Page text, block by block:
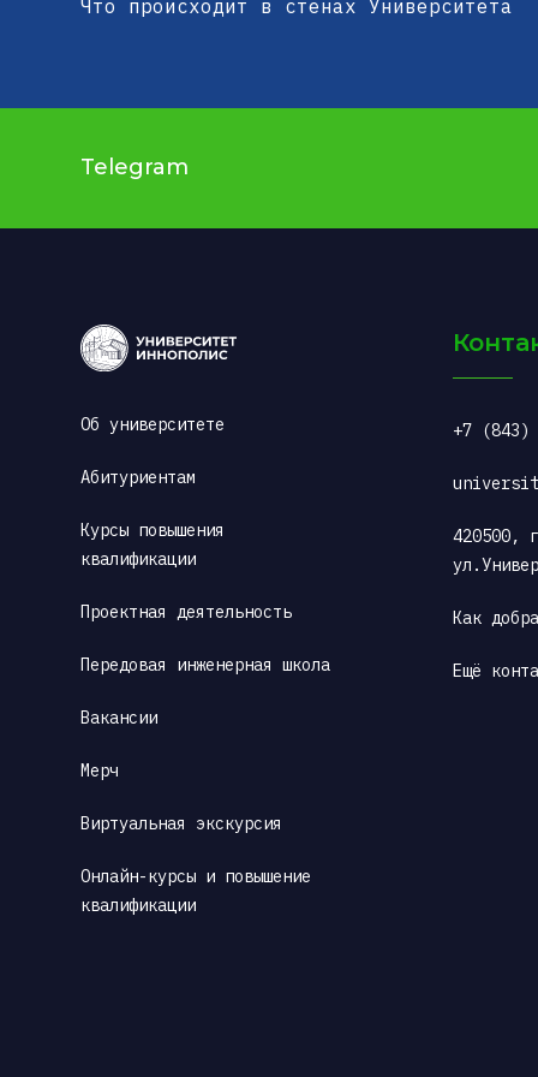
Что происходит в стенах Университета
Telegram
Об университете
Абитуриентам
Курсы повышения
квалификации
Проектная деятельность
Передовая инженерная школа
Вакансии
Мерч
Виртуальная экскурсия
Онлайн-курсы и повышение
квалификации
+7 (843)
420500,
Как
Ещё